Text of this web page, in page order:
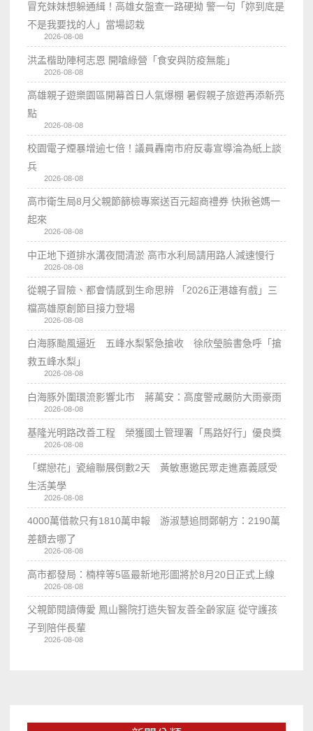
冒充妹妹想躲通緝！高雄女盤查一路硬拗 警一句「妳到底是
不是我要找的人」當場認栽
2026-08-08
洪孟楷助陣柯志恩 開嗆綠營「食安與防疫無能」
2026-08-08
高雄親子遊樂園區開幕首日人氣爆棚 暑假親子旅遊再添新亮
點
2026-08-08
校園電子煙暴增逾七倍！議員轟南市府反毒宣導淪為紙上談
兵
2026-08-08
高市衛生局8月父親節篩檢專案送百元超商禮券 快揪爸媽一
起來
2026-08-08
中正地下道排水溝夜間清淤 高市水利局請用路人減速慢行
2026-08-08
從親子冒險、都會情感到生命思辨 「2026正港雄有戲」三
檔高雄原創節目接力登場
2026-08-08
白海豚颱風逼近 五峰水梨緊急搶收 徐欣瑩臉書急呼「搶
救五峰水梨」
2026-08-08
白海豚外圍環流影響北市 蔣萬安：高度警戒嚴防大雨豪雨
2026-08-08
基隆光明路改善工程 榮獲國土管理署「馬路好行」優良獎
2026-08-08
「蝶戀花」瓷繪聯展倒數2天 黃敏惠邀民眾走進嘉義感受
生活美學
2026-08-08
4000萬借款只有1810萬申報 游淑慧追問鄭朝方：2190萬
差額去哪了
2026-08-08
高市都發局：楠梓等5區最新地形圖將於8月20日正式上線
2026-08-08
父親節閱讀傳愛 鳳山醫院打造失智友善全齡家庭 從守護孩
子到陪伴長輩
2026-08-08